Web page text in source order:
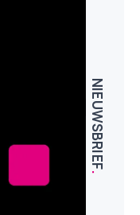
NIEUWSBRIEF
.